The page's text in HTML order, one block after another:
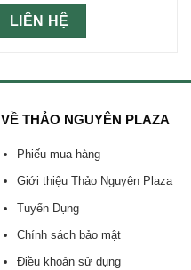
LIÊN HỆ
VỀ THẢO NGUYÊN PLAZA
Phiếu mua hàng
Giới thiệu Thảo Nguyên Plaza
Tuyển Dụng
Chính sách bảo mật
Điều khoản sử dụng